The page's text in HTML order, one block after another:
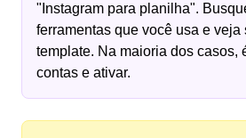
"Instagram para planilha".
ferramentas que você usa e veja
template. Na maioria dos casos,
contas e ativar.